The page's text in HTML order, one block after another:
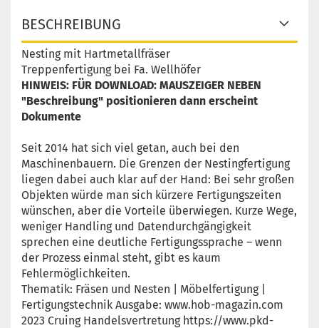
BESCHREIBUNG
Nesting mit Hartmetallfräser
Treppenfertigung bei Fa. Wellhöfer
HINWEIS: FÜR DOWNLOAD: MAUSZEIGER NEBEN
"Beschreibung" positionieren dann erscheint
Dokumente
Seit 2014 hat sich viel getan, auch bei den
Maschinenbauern. Die Grenzen der Nestingfertigung
liegen dabei auch klar auf der Hand: Bei sehr großen
Objekten würde man sich kürzere Fertigungszeiten
wünschen, aber die Vorteile überwiegen. Kurze Wege,
weniger Handling und Datendurchgängigkeit
sprechen eine deutliche Fertigungssprache – wenn
der Prozess einmal steht, gibt es kaum
Fehlermöglichkeiten.
Thematik: Fräsen und Nesten | Möbelfertigung |
Fertigungstechnik Ausgabe: www.hob-magazin.com
2023 Cruing Handelsvertretung https://www.pkd-